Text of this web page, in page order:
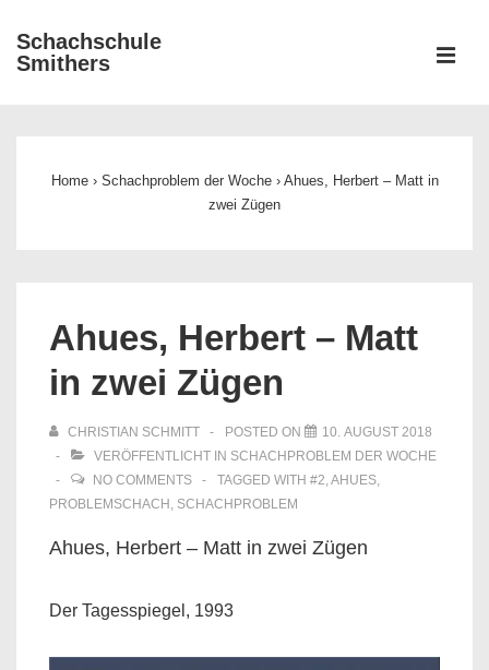
Zum
Inhalt
Schachschule
Smithers
Home › Schachproblem der Woche › Ahues, Herbert – Matt in
zwei Zügen
Ahues, Herbert – Matt
in zwei Zügen
CHRISTIAN SCHMITT POSTED ON
10. AUGUST 2018
VERÖFFENTLICHT IN SCHACHPROBLEM DER WOCHE
NO COMMENTS
TAGGED WITH #2,AHUES,
PROBLEMSCHACH , SCHACHPROBLEM
Ahues, Herbert – Matt in zwei Zügen
Der Tagesspiegel, 1993